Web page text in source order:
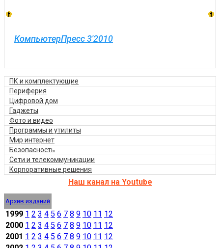
КомпьютерПресс 3'2010
ПК и комплектующие
Периферия
Цифровой дом
Гаджеты
Фото и видео
Программы и утилиты
Мир интернет
Безопасность
Сети и телекоммуникации
Корпоративные решения
Наш канал на Youtube
Архив изданий
1999 1 2 3 4 5 6 7 8 9 10 11 12
2000 1 2 3 4 5 6 7 8 9 10 11 12
2001 1 2 3 4 5 6 7 8 9 10 11 12